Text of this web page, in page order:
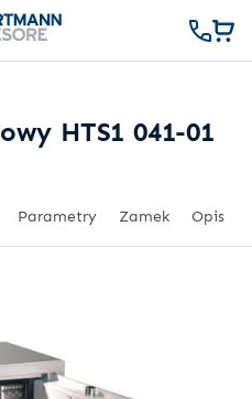
HTS1 041-01
Parametry Zamek Opis